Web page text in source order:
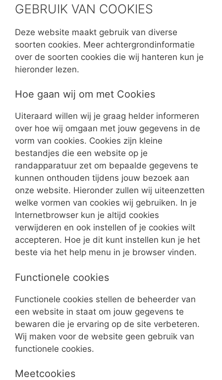
GEBRUIK VAN COOKIES
Deze website maakt gebruik van diverse
soorten cookies. Meer achtergrondinformatie
over de soorten cookies die wij hanteren kun je
hieronder lezen.
Hoe gaan wij om met Cookies
Uiteraard willen wij je graag helder informeren
over hoe wij omgaan met jouw gegevens in de
vorm van cookies. Cookies zijn kleine
bestandjes die een website op je
randapparatuur zet om bepaalde gegevens te
kunnen onthouden tijdens jouw bezoek aan
onze website. Hieronder zullen wij uiteenzetten
welke vormen van cookies wij gebruiken. In je
Internetbrowser kun je altijd cookies
verwijderen en ook instellen of je cookies wilt
accepteren. Hoe je dit kunt instellen kun je het
beste via het help menu in je browser vinden.
Functionele cookies
Functionele cookies stellen de beheerder van
een website in staat om jouw gegevens te
bewaren die je ervaring op de site verbeteren.
Wij maken voor de website geen gebruik van
functionele cookies.
Meetcookies